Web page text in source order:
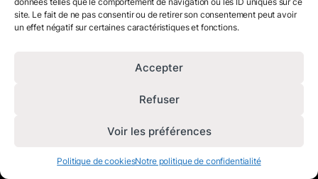
site. Le fait de ne pas consentir ou de retirer son consentement peut avoir
un effet négatif sur certaines caractéristiques et fonctions.
Accepter
Refuser
Voir les préférences
Politique de cookiesNotre politique de confidentialité